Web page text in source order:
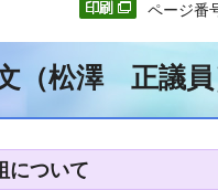
ページ番
（松澤 正議員
について